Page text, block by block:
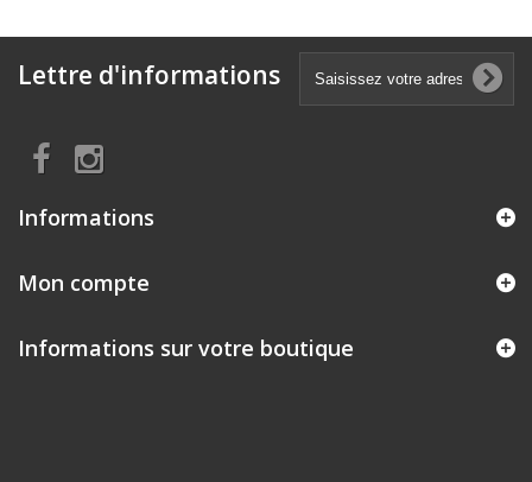
Lettre d'informations
Informations
Mon compte
Informations sur votre boutique